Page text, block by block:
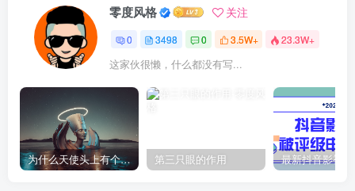
零度风格 关注
0 3498 0 3.5W+ 23.3W+
这家伙很懒，什么都没有写...
为什么天使头上有个圈？ 第三只眼的作用